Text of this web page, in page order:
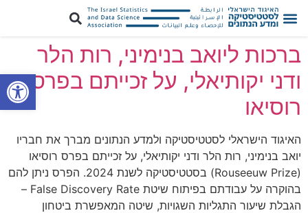
פתח
ברכות ליואב בנימיני, רות הלר
ודני יקותיאלי, על זכייתם בפרס
רוסיאו
האיגוד הישראלי לסטטיסטיקה ולמדע הנתונים מברך את חבריו
יואב בנימיני, רות הלר ודני יקותיאלי, על זכייתם בפרס רוסיאו
(Rouseeuw Prize) בסטטיסטיקה לשנת 2024. הפרס ניתן להם
בהוקרה על עבודתם בפיתוח שיטת False Discovery Rate –
הגבלת שיעור התגליות השגויות, שיטה המאפשרת ביטחון